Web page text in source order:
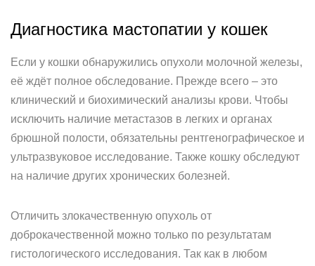
Диагностика мастопатии у кошек
Если у кошки обнаружились опухоли молочной железы,
её ждёт полное обследование. Прежде всего – это
клинический и биохимический анализы крови. Чтобы
исключить наличие метастазов в легких и органах
брюшной полости, обязательны рентгенографическое и
ультразвуковое исследование. Также кошку обследуют
на наличие других хронических болезней.
Отличить злокачественную опухоль от
доброкачественной можно только по результатам
гистологического исследования. Так как в любом